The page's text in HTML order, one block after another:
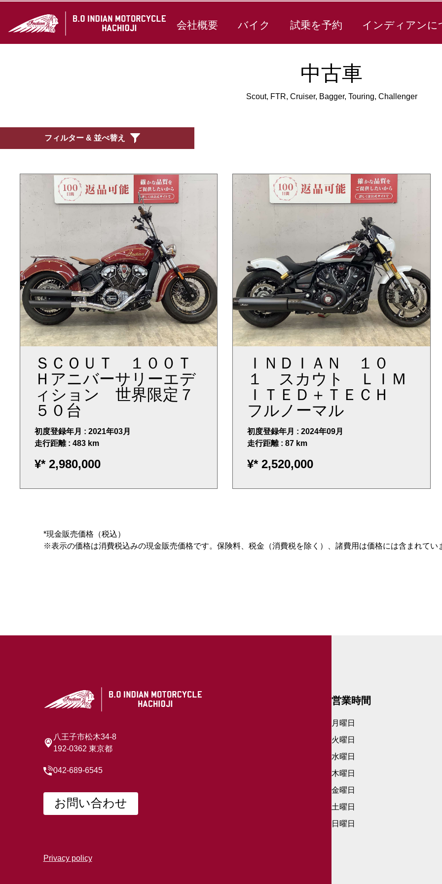
会社概要 バイク 試乗を予約 インディアンに
中古車
Scout, FTR, Cruiser, Bagger, Touring, Challenger
フィルター & 並べ替え
ＳＣＯＵＴ １００Ｔ
Ｈアニバーサリーエデ
ィション 世界限定７
５０台
初度登録年月 : 2021年03月
走行距離 : 483 km
¥*2,980,000
ＩＮＤＩＡＮ １０
１ スカウト ＬＩＭ
ＩＴＥＤ＋ＴＥＣＨ
フルノーマル
初度登録年月 : 2024年09月
走行距離 : 87 km
¥*2,520,000
*現金販売価格（税込）
※表示の価格は消費税込みの現金販売価格です。保険料、税金（消費税を除く）、諸費用は価格には含まれてい
八王子市松木34-8
192-0362 東京都
042-689-6545
お問い合わせ
営業時間
月曜日
火曜日
水曜日
木曜日
金曜日
土曜日
日曜日
Privacy policy